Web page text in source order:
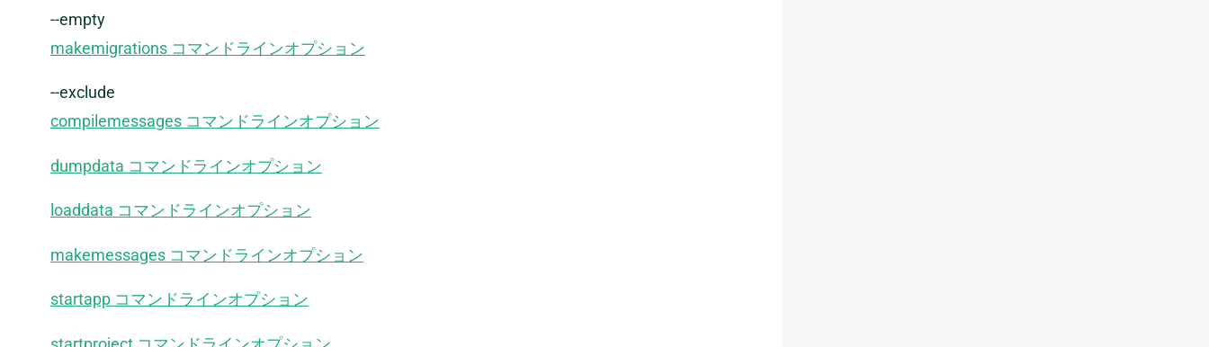
--empty
makemigrations コマンドラインオプション
--exclude
compilemessages コマンドラインオプション
dumpdata コマンドラインオプション
loaddata コマンドラインオプション
makemessages コマンドラインオプション
startapp コマンドラインオプション